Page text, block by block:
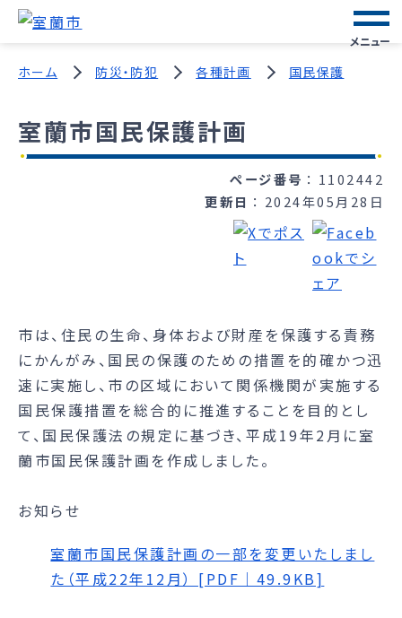
メニュー
ホーム 防災・防犯 各種計画 国民保護
室蘭市国民保護計画
ページ番号
1102442
更新日
2024年05月28日
市は、住民の生命、身体および財産を保護する責務
にかんがみ、国民の保護のための措置を的確かつ迅
速に実施し、市の区域において関係機関が実施する
国民保護措置を総合的に推進することを目的とし
て、国民保護法の規定に基づき、平成19年2月に室
蘭市国民保護計画を作成しました。
お知らせ
室蘭市国民保護計画の一部を変更いたしまし
た（平成22年12月） [PDF｜49.9KB]